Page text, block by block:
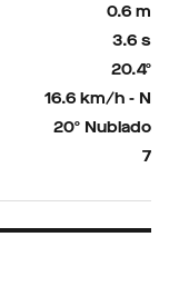
0.6 m
3.6 s
20.4º
16.6 km/h - N
20º Nublado
7